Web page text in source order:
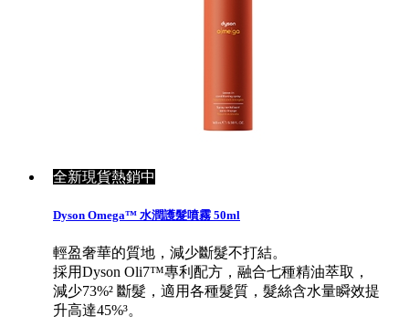
全新現貨熱銷中
Dyson Omega™ 水潤護髮噴霧 50ml
輕盈奢華的質地，減少斷髮不打結。
採用Dyson Oli7™專利配方，融合七種精油萃取，
減少73%² 斷髮，適用各種髮質​，髮絲含水量瞬效提
升高達45%³。